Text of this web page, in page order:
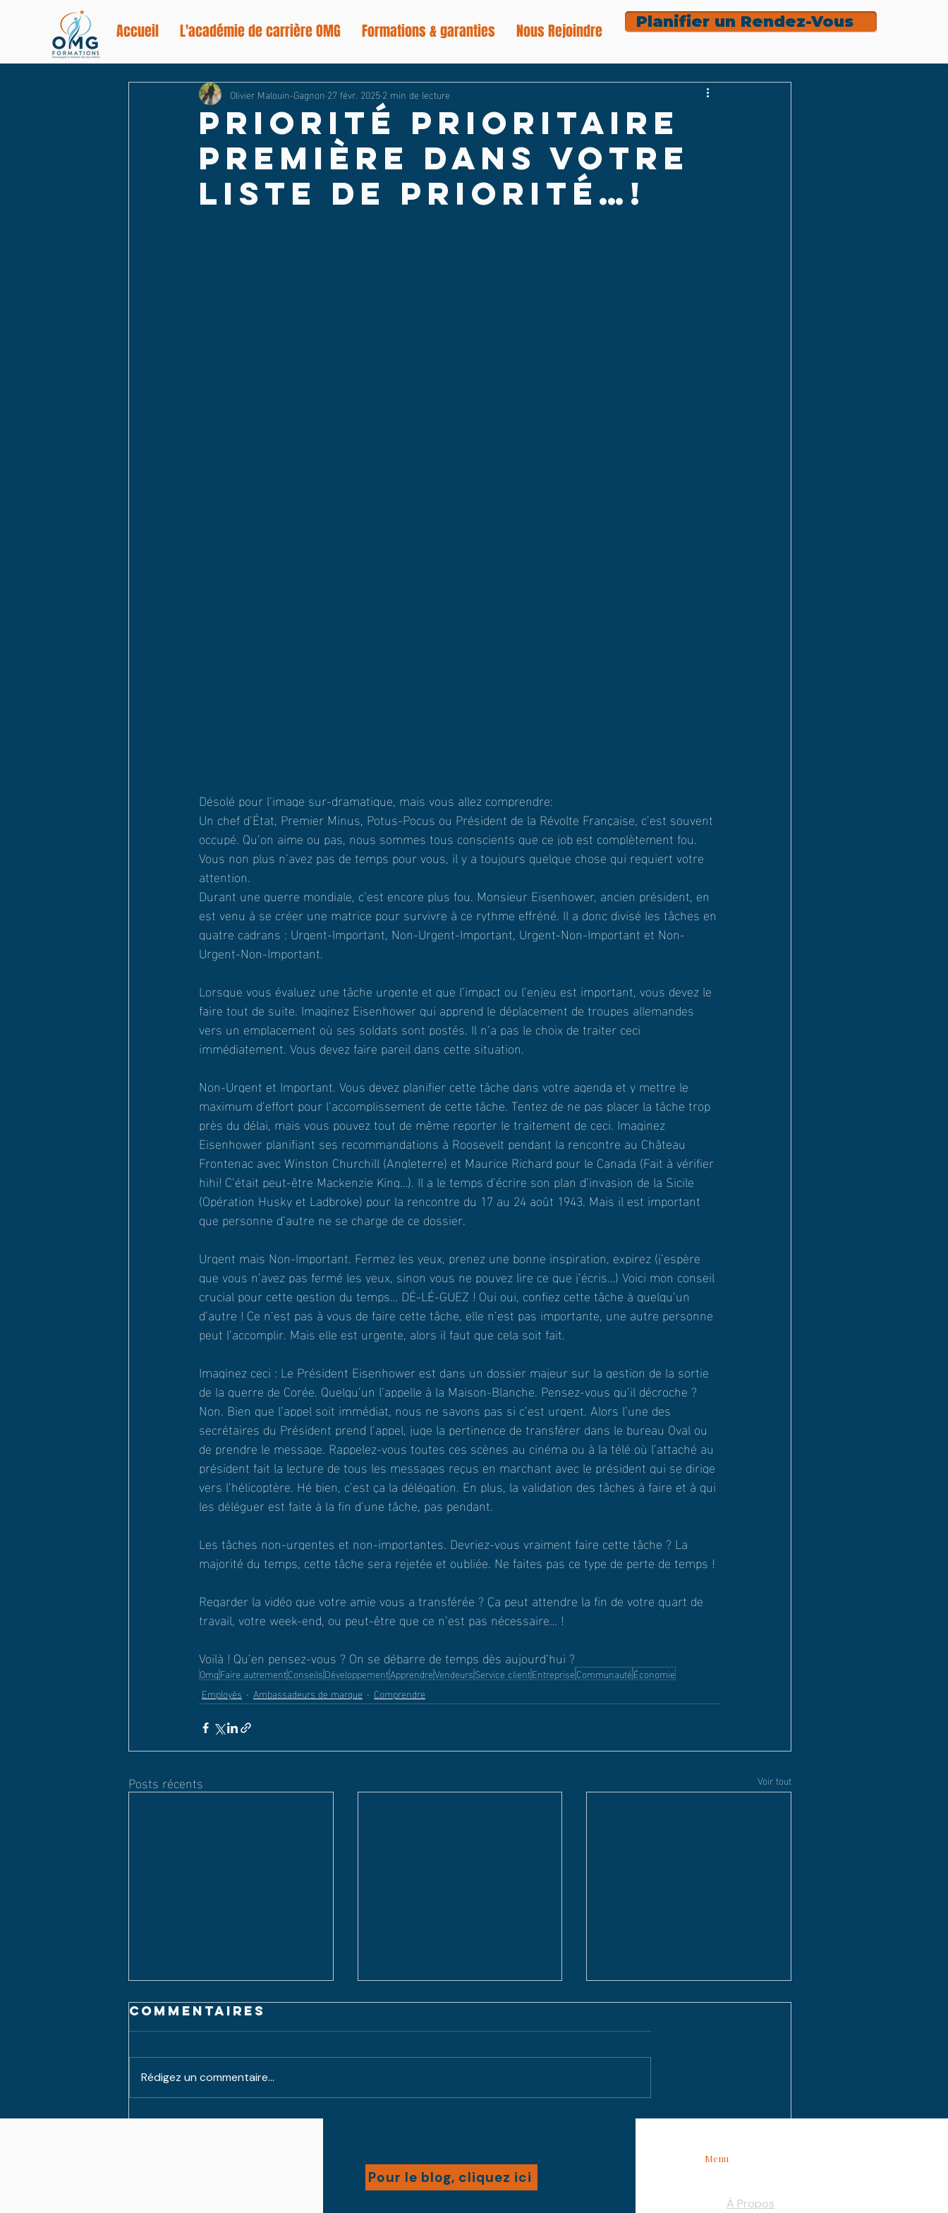
Accueil L'académie de carrière OMG Formations & garanties Nous Rejoindre Planifier un Rendez-Vous
Priorité prioritaire
première dans votre
liste de priorité…!
Olivier Malouin-Gagnon 27 févr. 20252 min de lecture
Désolé pour l’image sur-dramatique, mais vous allez comprendre:
Un chef d’État, Premier Minus, Potus-Pocus ou Président de la Révolte Française, c’est souvent
occupé. Qu’on aime ou pas, nous sommes tous conscients que ce job est complètement fou.
Vous non plus n’avez pas de temps pour vous, il y a toujours quelque chose qui requiert votre
attention.
Durant une guerre mondiale, c’est encore plus fou. Monsieur Eisenhower, ancien président, en
est venu à se créer une matrice pour survivre à ce rythme effréné. Il a donc divisé les tâches en
quatre cadrans : Urgent-Important, Non-Urgent-Important, Urgent-Non-Important et Non-
Urgent-Non-Important.
Lorsque vous évaluez une tâche urgente et que l’impact ou l’enjeu est important, vous devez le
faire tout de suite. Imaginez Eisenhower qui apprend le déplacement de troupes allemandes
vers un emplacement où ses soldats sont postés. Il n’a pas le choix de traiter ceci
immédiatement. Vous devez faire pareil dans cette situation.
Non-Urgent et Important. Vous devez planifier cette tâche dans votre agenda et y mettre le
maximum d’effort pour l’accomplissement de cette tâche. Tentez de ne pas placer la tâche trop
près du délai, mais vous pouvez tout de même reporter le traitement de ceci. Imaginez
Eisenhower planifiant ses recommandations à Roosevelt pendant la rencontre au Château
Frontenac avec Winston Churchill (Angleterre) et Maurice Richard pour le Canada (Fait à vérifier
hihi! C’était peut-être Mackenzie King…). Il a le temps d’écrire son plan d’invasion de la Sicile
(Opération Husky et Ladbroke) pour la rencontre du 17 au 24 août 1943. Mais il est important
que personne d’autre ne se charge de ce dossier.
Urgent mais Non-Important. Fermez les yeux, prenez une bonne inspiration, expirez (j’espère
que vous n’avez pas fermé les yeux, sinon vous ne pouvez lire ce que j’écris…) Voici mon conseil
crucial pour cette gestion du temps… DÉ-LÉ-GUEZ ! Oui oui, confiez cette tâche à quelqu’un
d’autre ! Ce n’est pas à vous de faire cette tâche, elle n’est pas importante, une autre personne
peut l’accomplir. Mais elle est urgente, alors il faut que cela soit fait.
Imaginez ceci : Le Président Eisenhower est dans un dossier majeur sur la gestion de la sortie
de la guerre de Corée. Quelqu’un l’appelle à la Maison-Blanche. Pensez-vous qu’il décroche ?
Non. Bien que l’appel soit immédiat, nous ne savons pas si c’est urgent. Alors l’une des
secrétaires du Président prend l’appel, juge la pertinence de transférer dans le bureau Oval ou
de prendre le message. Rappelez-vous toutes ces scènes au cinéma ou à la télé où l’attaché au
président fait la lecture de tous les messages reçus en marchant avec le président qui se dirige
vers l’hélicoptère. Hé bien, c’est ça la délégation. En plus, la validation des tâches à faire et à qui
les déléguer est faite à la fin d’une tâche, pas pendant.
Les tâches non-urgentes et non-importantes. Devriez-vous vraiment faire cette tâche ? La
majorité du temps, cette tâche sera rejetée et oubliée. Ne faites pas ce type de perte de temps !
Regarder la vidéo que votre amie vous a transférée ? Ça peut attendre la fin de votre quart de
travail, votre week-end, ou peut-être que ce n’est pas nécessaire… !
Voilà ! Qu’en pensez-vous ? On se débarre de temps dès aujourd’hui ?
OmgFaire autrementConseilsDéveloppementApprendreVendeursService clientEntrepriseCommunautéÉconomie
Employés
Ambassadeurs de marque Comprendre
Posts récents Voir tout
Les Cadeaux de
L’agenda
Commentaires
Rédigez un commentaire...
Pour le blog, cliquez ici
Menu
À Propos